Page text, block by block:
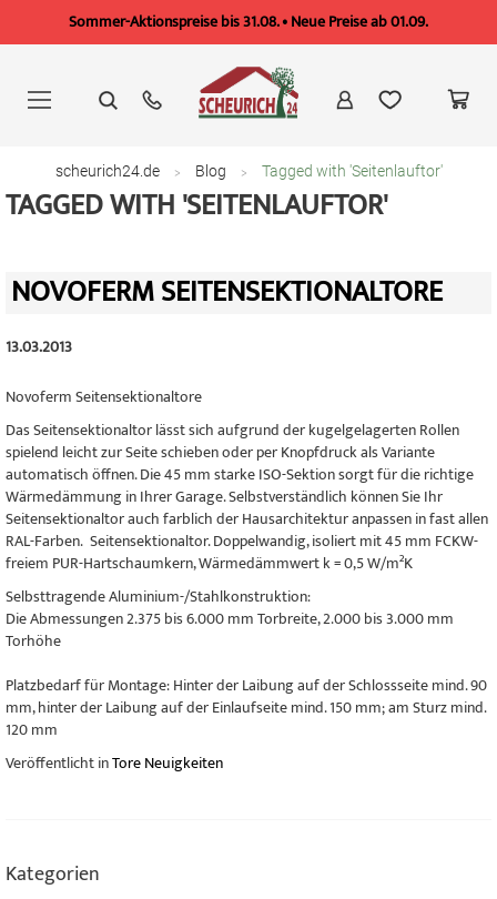
Sommer-Aktionspreise bis 31.08. • Neue Preise ab 01.09.
springen
scheurich24.de Blog Tagged with 'Seitenlauftor'
TAGGED WITH 'SEITENLAUFTOR'
NOVOFERM SEITENSEKTIONALTORE
13.03.2013
Novoferm Seitensektionaltore
Das Seitensektionaltor lässt sich aufgrund der kugelgelagerten Rollen
spielend leicht zur Seite schieben oder per Knopfdruck als Variante
automatisch öffnen. Die 45 mm starke ISO-Sektion sorgt für die richtige
Wärmedämmung in Ihrer Garage. Selbstverständlich können Sie Ihr
Seitensektionaltor auch farblich der Hausarchitektur anpassen in fast allen
RAL-Farben. Seitensektionaltor. Doppelwandig, isoliert mit 45 mm FCKW-
freiem PUR-Hartschaumkern, Wärmedämmwert k = 0,5 W/m²K
Selbsttragende Aluminium-/Stahlkonstruktion:
Die Abmessungen 2.375 bis 6.000 mm Torbreite, 2.000 bis 3.000 mm
Torhöhe
Platzbedarf für Montage: Hinter der Laibung auf der Schlossseite mind. 90
mm, hinter der Laibung auf der Einlaufseite mind. 150 mm; am Sturz mind.
120 mm
Veröffentlicht inTore Neuigkeiten
Kategorien